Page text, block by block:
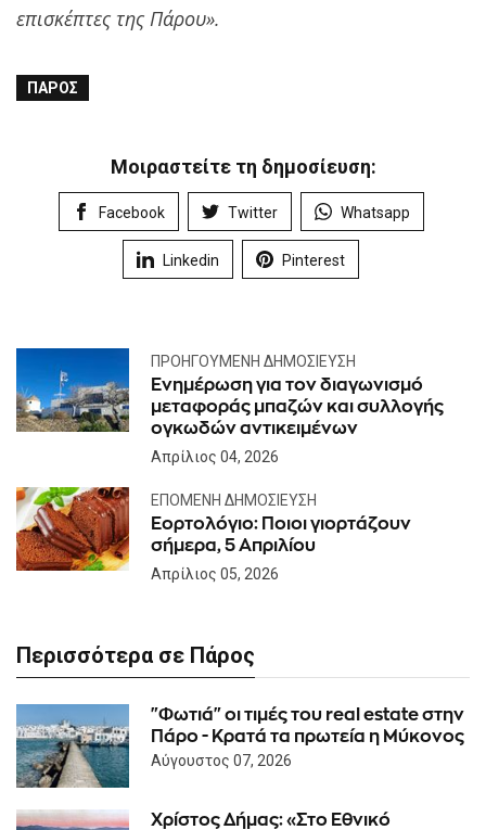
επισκέπτες της Πάρου».
ΠΆΡΟΣ
Μοιραστείτε τη δημοσίευση:
Facebook Twitter Whatsapp
Linkedin Pinterest
ΠΡΟΗΓΟΎΜΕΝΗ ΔΗΜΟΣΊΕΥΣΗ
Ενημέρωση για τον διαγωνισμό
μεταφοράς μπαζών και συλλογής
ογκωδών αντικειμένων
Απρίλιος 04, 2026
ΕΠΌΜΕΝΗ ΔΗΜΟΣΊΕΥΣΗ
Εορτολόγιο: Ποιοι γιορτάζουν
σήμερα, 5 Απριλίου
Απρίλιος 05, 2026
Περισσότερα σε Πάρος
"Φωτιά" οι τιμές του real estate στην
Πάρο - Κρατά τα πρωτεία η Μύκονος
Αύγουστος 07, 2026
Χρίστος Δήμας: «Στο Εθνικό